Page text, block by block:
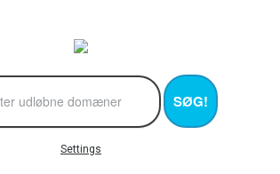
SØG!
Settings